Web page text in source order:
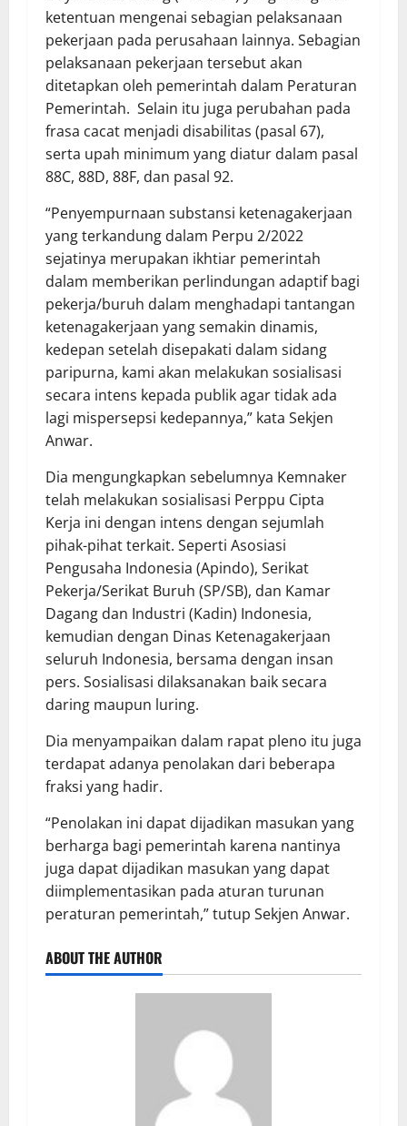
ketentuan mengenai sebagian pelaksanaan
pekerjaan pada perusahaan lainnya. Sebagian
pelaksanaan pekerjaan tersebut akan
ditetapkan oleh pemerintah dalam Peraturan
Pemerintah. Selain itu juga perubahan pada
frasa cacat menjadi disabilitas (pasal 67),
serta upah minimum yang diatur dalam pasal
88C, 88D, 88F, dan pasal 92.
“Penyempurnaan substansi ketenagakerjaan
yang terkandung dalam Perpu 2/2022
sejatinya merupakan ikhtiar pemerintah
dalam memberikan perlindungan adaptif bagi
pekerja/buruh dalam menghadapi tantangan
ketenagakerjaan yang semakin dinamis,
kedepan setelah disepakati dalam sidang
paripurna, kami akan melakukan sosialisasi
secara intens kepada publik agar tidak ada
lagi mispersepsi kedepannya,” kata Sekjen
Anwar.
Dia mengungkapkan sebelumnya Kemnaker
telah melakukan sosialisasi Perppu Cipta
Kerja ini dengan intens dengan sejumlah
pihak-pihat terkait. Seperti Asosiasi
Pengusaha Indonesia (Apindo), Serikat
Pekerja/Serikat Buruh (SP/SB), dan Kamar
Dagang dan Industri (Kadin) Indonesia,
kemudian dengan Dinas Ketenagakerjaan
seluruh Indonesia, bersama dengan insan
pers. Sosialisasi dilaksanakan baik secara
daring maupun luring.
Dia menyampaikan dalam rapat pleno itu juga
terdapat adanya penolakan dari beberapa
fraksi yang hadir.
“Penolakan ini dapat dijadikan masukan yang
berharga bagi pemerintah karena nantinya
juga dapat dijadikan masukan yang dapat
diimplementasikan pada aturan turunan
peraturan pemerintah,” tutup Sekjen Anwar.
ABOUT THE AUTHOR